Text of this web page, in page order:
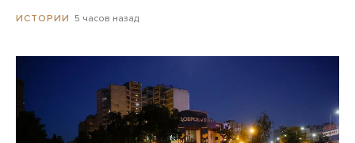
ИСТОРИИ 5 часов назад